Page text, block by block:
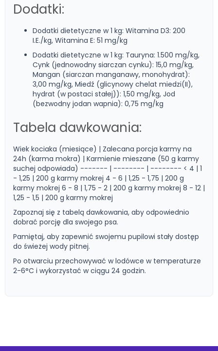
Dodatki:
Dodatki dietetyczne w 1 kg: Witamina D3: 200
I.E./kg, Witamina E: 51 mg/kg
Dodatki dietetyczne w 1 kg: Tauryna: 1.500 mg/kg,
Cynk (jednowodny siarczan cynku): 15,0 mg/kg,
Mangan (siarczan manganawy, monohydrat):
3,00 mg/kg, Miedź (glicynowy chelat miedzi(II),
hydrat (w postaci stałej)): 1,50 mg/kg, Jod
(bezwodny jodan wapnia): 0,75 mg/kg
Tabela dawkowania:
Wiek kociaka (miesiące) | Zalecana porcja karmy na
24h (karma mokra) | Karmienie mieszane (50 g karmy
suchej odpowiada) ------- | -------- | -------- < 4 | 1
- 1,25 | 200 g karmy mokrej 4 - 6 | 1,25 - 1,75 | 200 g
karmy mokrej 6 - 8 | 1,75 - 2 | 200 g karmy mokrej 8 - 12 |
1,25 - 1,5 | 200 g karmy mokrej
Zapoznaj się z tabelą dawkowania, aby odpowiednio
dobrać porcję dla swojego psa.
Pamiętaj, aby zapewnić swojemu pupilowi stały dostęp
do świeżej wody pitnej.
Po otwarciu przechowywać w lodówce w temperaturze
2-6°C i wykorzystać w ciągu 24 godzin.